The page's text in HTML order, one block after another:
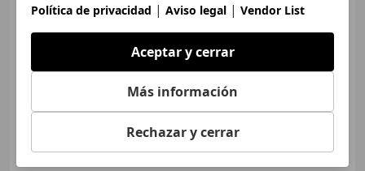
Súper oferta
13.000 km
Cierre centralizado, Elevalunas eléctrico, Dirección asistida, Control de tracción, ESP, Airbag del conductor, Sensor de lluvia
ES-28031 MADRID
Política de privacidad | Aviso legal | Vendor List
Aceptar y cerrar
Más información
Rechazar y cerrar